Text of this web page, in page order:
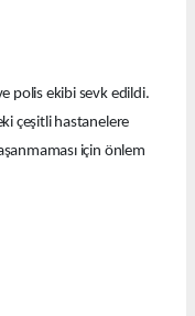
polis ekibi sevk edildi.
çeşitli hastanelere
için önlem